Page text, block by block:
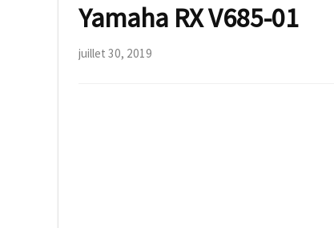
Yamaha RX V685-01
juillet 30, 2019